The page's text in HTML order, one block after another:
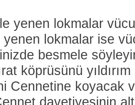
yenen lokmalar
yenen lokmalar ise
besmele
köprüsünü
Cennetine koyacak
davetiyesinin